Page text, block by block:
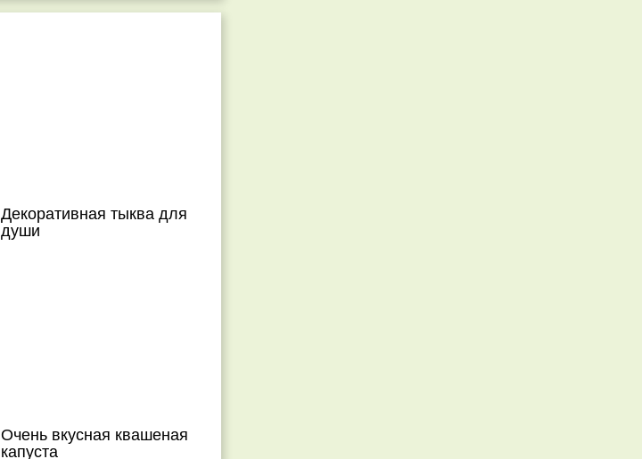
Декоративная тыква для
души
Очень вкусная квашеная
капуста